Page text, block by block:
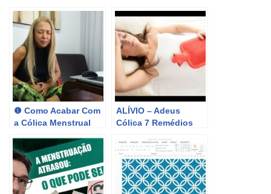
❶ Como Acabar Com
a Cólica Menstrual
Período Menstrual –
Vanderléa Coelho
ALÍVIO – Adeus
Cólica 7 Remédios
Menstrual intestinal e
abdominal